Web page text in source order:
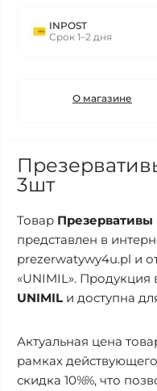
INPOST
Срок 1–2 дня
О магазине
3шт
Товар Презервативы
представлен в
prezerwatywy4u.pl и
«UNIMIL». Продукция
UNIMIL и доступна
Актуальная цена
рамках
скидка 10%%, что